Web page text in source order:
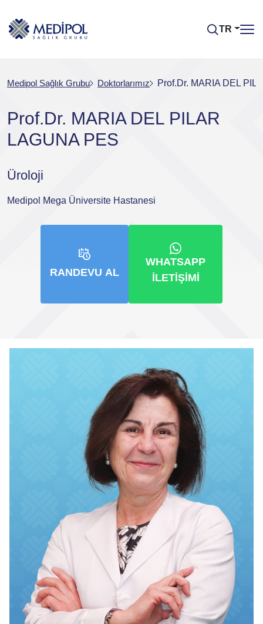
TR
Medipol Sağlık Grubu Doktorlarımız Prof.Dr. MARIA DEL
Prof.Dr. MARIA DEL PILAR
LAGUNA PES
Üroloji
Medipol Mega Üniversite Hastanesi
RANDEVU AL
WHATSAPP
İLETIŞIMI